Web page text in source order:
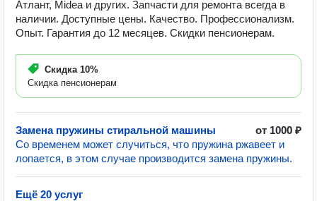
Атлант, Midea и других. Запчасти для ремонта всегда в
наличии. Доступные цены. Качество. Профессионализм.
Опыт. Гарантия до 12 месяцев. Скидки пенсионерам.
Скидка 10%
Скидка пенсионерам
Замена пружины стиральной машины
от 1000 ₽
Со временем может случиться, что пружина ржавеет и
лопается, в этом случае производится замена пружины.
Ещё 20 услуг